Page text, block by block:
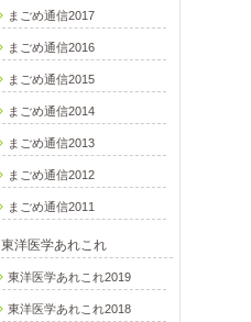
まごめ通信2017
まごめ通信2016
まごめ通信2015
まごめ通信2014
まごめ通信2013
まごめ通信2012
まごめ通信2011
東洋医学あれこれ
東洋医学あれこれ2019
東洋医学あれこれ2018